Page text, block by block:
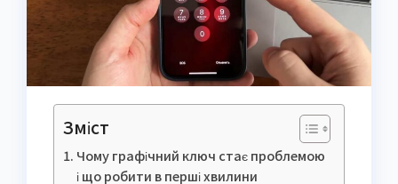
Зміст
Чому графічний ключ стає проблемою
і що робити в перші хвилини